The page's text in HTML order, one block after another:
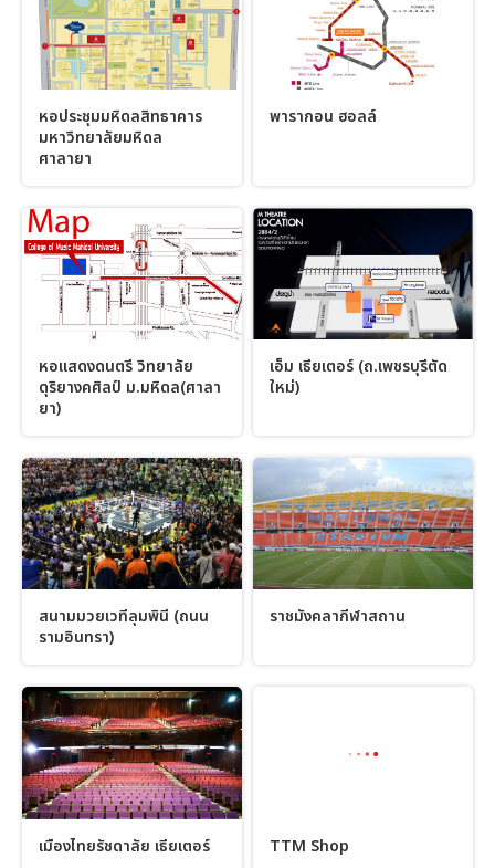
หอประชุมมหิดลสิทธาคาร
มหาวิทยาลัยมหิดล
ศาลายา
พารากอน ฮอลล์
หอแสดงดนตรี วิทยาลัย
ดุริยางคศิลป์ ม.มหิดล(ศาลา
ยา)
เอ็ม เธียเตอร์ (ถ.เพชรบุรีตัด
ใหม่)
สนามมวยเวทีลุมพินี (ถนน
รามอินทรา)
ราชมังคลากีฬาสถาน
เมืองไทยรัชดาลัย เธียเตอร์ TTM Shop